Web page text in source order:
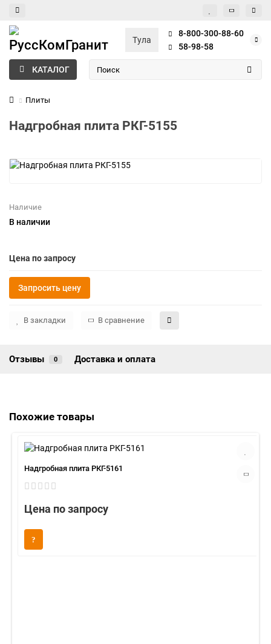
Тула
8-800-300-88-60
58-98-58
КАТАЛОГ
Плиты
Надгробная плита РКГ-5155
Наличие
В наличии
Цена по запросу
Запросить цену
В закладки В сравнение
Отзывы 0 Доставка и оплата
Похожие товары
Надгробная плита РКГ-5161
Цена по запросу